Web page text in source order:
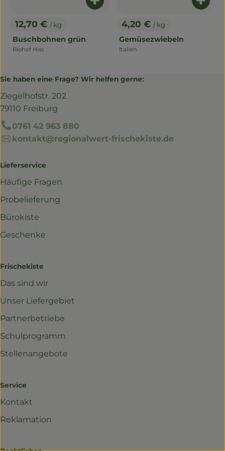
, Preis:
12,70 € / kg
Buschbohnen grün
, Herkunft:
Biohof Hiss
Produkt zum Warenkorb
, Preis:
4,20 € / kg
Gemüsezwiebeln
, Herkunft:
Italien
Sie haben eine Frage? Wir helfen gerne:
Ziegelhofstr. 202
79110 Freiburg
0761 42 963 880
kontakt@regionalwert-frischekiste.de
Lieferservice
Häufige Fragen
Probelieferung
Bürokiste
Geschenke
Frischekiste
Das sind wir
Unser Liefergebiet
Partnerbetriebe
Schulprogramm
Stellenangebote
Service
Kontakt
Reklamation